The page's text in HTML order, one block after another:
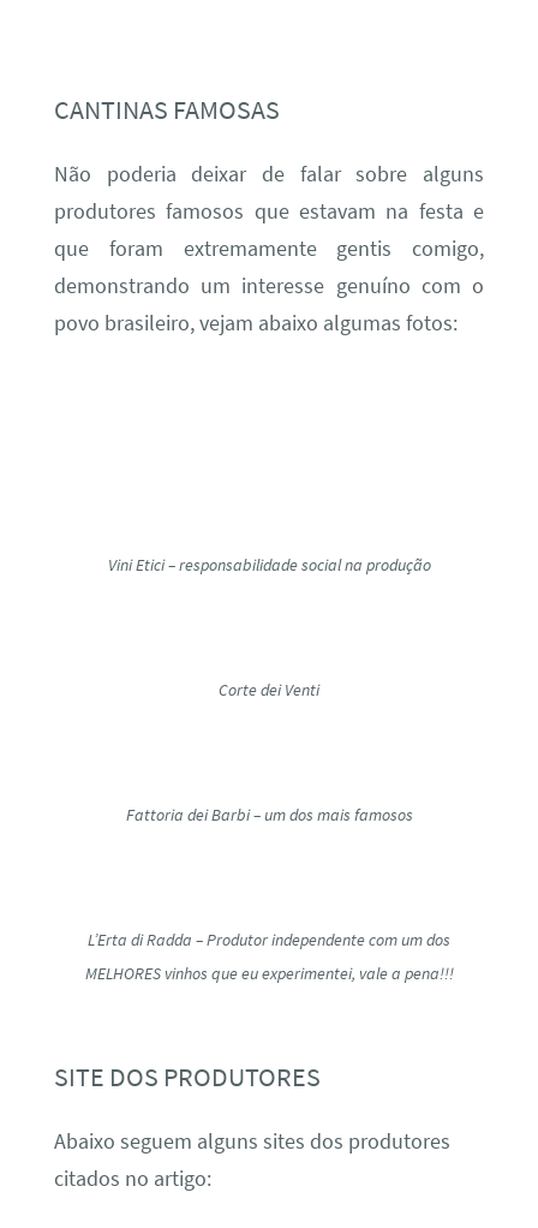
CANTINAS FAMOSAS
Não poderia deixar de falar sobre alguns
produtores famosos que estavam na festa e
que foram extremamente gentis comigo,
demonstrando um interesse genuíno com o
povo brasileiro, vejam abaixo algumas fotos:
Vini Etici – responsabilidade social na produção
Corte dei Venti
Fattoria dei Barbi – um dos mais famosos
L’Erta di Radda – Produtor independente com um dos
MELHORES vinhos que eu experimentei, vale a pena!!!
SITE DOS PRODUTORES
Abaixo seguem alguns sites dos produtores
citados no artigo: